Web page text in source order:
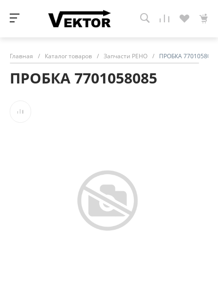
Главная / Каталог товаров / Запчасти РЕНО / ПРОБКА 7701058085
ПРОБКА 7701058085